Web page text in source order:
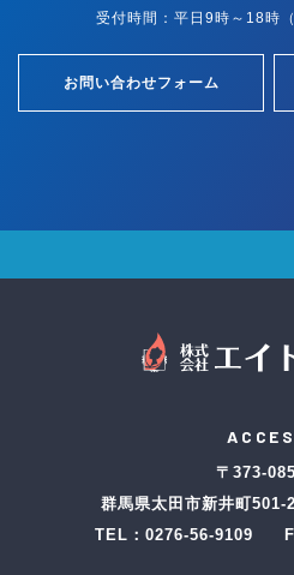
受付時間：平日9時～18時
お問い合わせフォーム
〒373-
群馬県太田市新井町501-
TEL： 0276-56-9109